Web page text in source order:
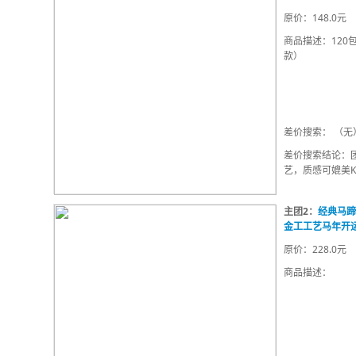
原价：148.0元
商品描述：120
款）
差价搜索： （无
差价搜索结论：
艺，质感可媲美
主团2： 经典马
金工工艺马年开
原价：228.0元
商品描述：